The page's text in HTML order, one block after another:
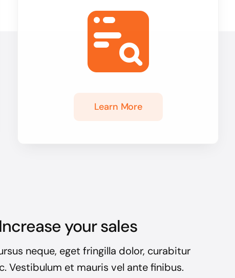
Learn More
Increase your sales
neque, eget fringilla dolor, curabitur
Vestibulum et mauris vel ante finibus.